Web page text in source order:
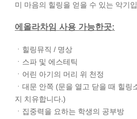
미 마음의 힐링을 얻을 수 있는 악기
에올라차임 사용 가능한곳:
ㆍ힐링뮤직 / 명상
ㆍ스파 및 에스테틱
ㆍ어린 아기의 머리 위 천정
ㆍ대문 안쪽 (문을 열고 닫을 때 힐링
지 치유합니다.)
ㆍ집중력을 요하는 학생의 공부방